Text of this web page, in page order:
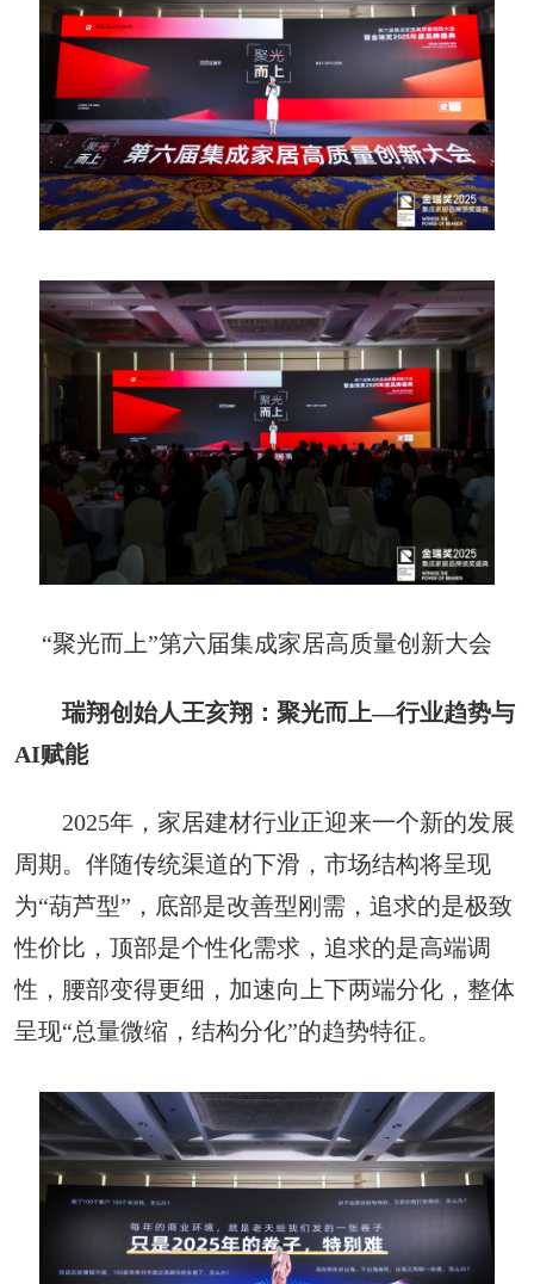
“聚光而上”第六届集成家居高质量创新大会
瑞翔创始人王亥翔：聚光而上—行业趋势与
AI赋能
2025年，家居建材行业正迎来一个新的发展
周期。伴随传统渠道的下滑，市场结构将呈现
为“葫芦型”，底部是改善型刚需，追求的是极致
性价比，顶部是个性化需求，追求的是高端调
性，腰部变得更细，加速向上下两端分化，整体
呈现“总量微缩，结构分化”的趋势特征。